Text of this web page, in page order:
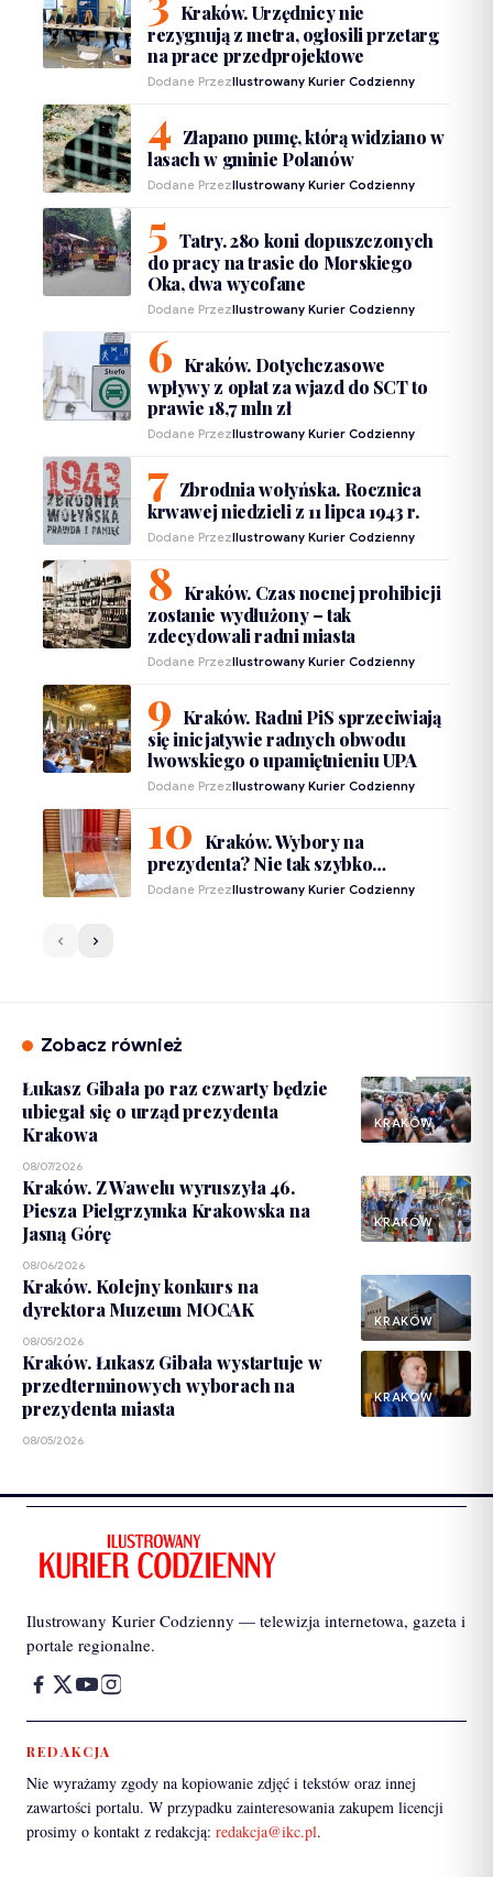
Kraków. Urzędnicy nie
rezygnują z metra, ogłosili przetarg
na prace przedprojektowe
Dodane PrzezIlustrowany Kurier Codzienny
Złapano pumę, którą widziano w
lasach w gminie Polanów
Dodane PrzezIlustrowany Kurier Codzienny
Tatry. 280 koni dopuszczonych
do pracy na trasie do Morskiego
Oka, dwa wycofane
Dodane PrzezIlustrowany Kurier Codzienny
Kraków. Dotychczasowe
wpływy z opłat za wjazd do SCT to
prawie 18,7 mln zł
Dodane PrzezIlustrowany Kurier Codzienny
Zbrodnia wołyńska. Rocznica
krwawej niedzieli z 11 lipca 1943 r.
Dodane PrzezIlustrowany Kurier Codzienny
Kraków. Czas nocnej prohibicji
zostanie wydłużony – tak
zdecydowali radni miasta
Dodane PrzezIlustrowany Kurier Codzienny
Kraków. Radni PiS sprzeciwiają
się inicjatywie radnych obwodu
lwowskiego o upamiętnieniu UPA
Dodane PrzezIlustrowany Kurier Codzienny
Kraków. Wybory na
prezydenta? Nie tak szybko…
Dodane PrzezIlustrowany Kurier Codzienny
Zobacz również
KRAKÓW
Łukasz Gibała po raz czwarty będzie
ubiegał się o urząd prezydenta
Krakowa
08/07/2026
KRAKÓW
Kraków. Z Wawelu wyruszyła 46.
Piesza Pielgrzymka Krakowska na
Jasną Górę
08/06/2026
KRAKÓW
Kraków. Kolejny konkurs na
dyrektora Muzeum MOCAK
08/05/2026
KRAKÓW
Kraków. Łukasz Gibała wystartuje w
przedterminowych wyborach na
prezydenta miasta
08/05/2026
Ilustrowany Kurier Codzienny — telewizja internetowa, gazeta i
portale regionalne.
REDAKCJA
Nie wyrażamy zgody na kopiowanie zdjęć i tekstów oraz innej
zawartości portalu. W przypadku zainteresowania zakupem licencji
prosimy o kontakt z redakcją: redakcja@ikc.pl.